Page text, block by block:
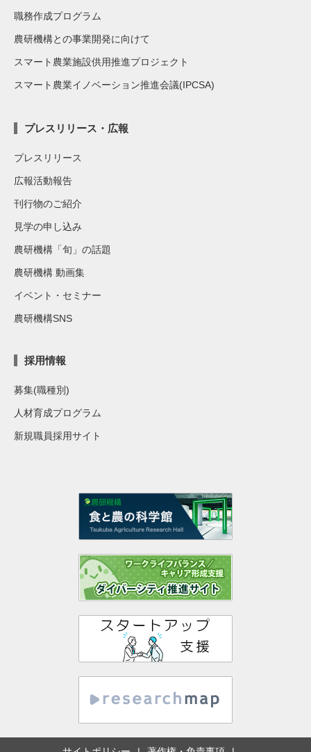
職務作成プログラム
農研機構との事業開発に向けて
スマート農業施設供用推進プロジェクト
スマート農業イノベーション推進会議(IPCSA)
プレスリリース・広報
プレスリリース
広報活動報告
刊行物のご紹介
見学の申し込み
農研機構「旬」の話題
農研機構 動画集
イベント・セミナー
農研機構SNS
採用情報
募集(職種別)
人材育成プログラム
新規職員採用サイト